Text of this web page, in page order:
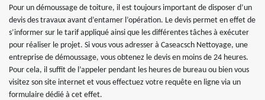
Pour un démoussage de toiture, il est toujours important de disposer d’un
devis des travaux avant d’entamer l’opération. Le devis permet en effet de
s’informer sur le tarif appliqué ainsi que les différentes tâches à exécuter
pour réaliser le projet. Si vous vous adresser à Caseacsch Nettoyage, une
entreprise de démoussage, vous obtenez le devis en moins de 24 heures.
Pour cela, il suffit de l’appeler pendant les heures de bureau ou bien vous
visitez son site internet et vous effectuez votre requête en ligne via un
formulaire dédié à cet effet.